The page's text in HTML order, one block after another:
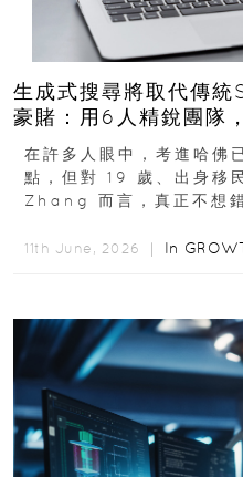
生成式搜尋將取代傳統
豪賭：用6人精銳團隊
機
在許多人眼中，考進哈佛
點，但對 19 歲、出身
Zhang 而言，真正不想
11th June, 2026 ｜ In